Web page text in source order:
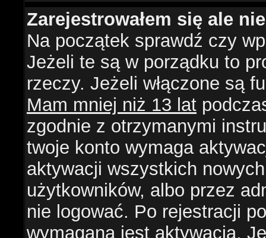
Zarejestrowałem się ale
Na początek sprawdź czy
Jeżeli te są w porządku to
rzeczy. Jeżeli włączone są
Mam mniej niż 13 lat
zgodnie z otrzymanymi
twoje konto wymaga
aktywacji wszystkich
użytkowników, albo przez
nie logować. Po rejestracji
wymagana jest aktywacja.